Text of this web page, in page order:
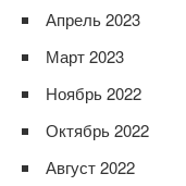
Апрель 2023
Март 2023
Ноябрь 2022
Октябрь 2022
Август 2022